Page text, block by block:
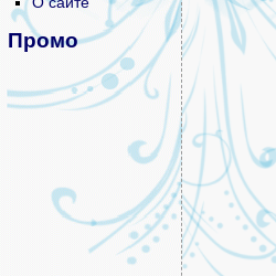
Промо